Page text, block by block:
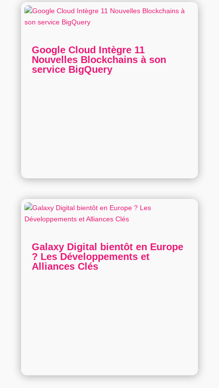
Google Cloud Intègre 11
Nouvelles Blockchains à son
service BigQuery
Galaxy Digital bientôt en Europe
? Les Développements et
Alliances Clés